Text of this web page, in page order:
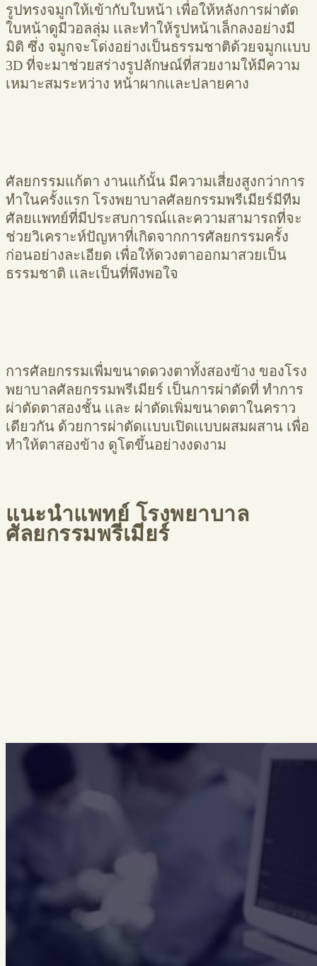
รูปทรงจมูกให้เข้ากับใบหน้า เพื่อให้หลังการผ่าตัด
ใบหน้าดูมีวอลลุ่ม เเละทำให้รูปหน้าเล็กลงอย่างมี
มิติ ซึ่ง จมูกจะโด่งอย่างเป็นธรรมชาติด้วยจมูกเเบบ
3D ที่จะมาช่วยสร่างรูปลักษณ์ที่สวยงามให้มีความ
เหมาะสมระหว่าง หน้าผากเเละปลายคาง
ศัลยกรรมแก้ตา งานแก้นั้น มีความเสี่ยงสูงกว่าการ
ทำในครั้งแรก โรงพยาบาลศัลยกรรมพรีเมียร์มีทีม
ศัลยเเพทย์ที่มีประสบการณ์เเละความสามารถที่จะ
ช่วยวิเคราะห์ปัญหาที่เกิดจากการศัลยกรรมครั้ง
ก่อนอย่างละเอียด เพื่อให้ดวงตาออกมาสวยเป็น
ธรรมชาติ เเละเป็นที่พึงพอใจ
การศัลยกรรมเพื่มขนาดดวงตาทั้งสองข้าง ของโรง
พยาบาลศัลยกรรมพรีเมียร์ เป็นการผ่าตัดที่ ทำการ
ผ่าตัดตาสองชั้น เเละ ผ่าตัดเพิ่มขนาดตาในคราว
เดียวกัน ด้วยการผ่าตัดเเบบเปิดเเบบผสมผสาน เพื่อ
ทำให้ตาสองข้าง ดูโตขึ้นอย่างงดงาม
แนะนำแพทย์ โรงพยาบาล
ศัลยกรรมพรีเมียร์